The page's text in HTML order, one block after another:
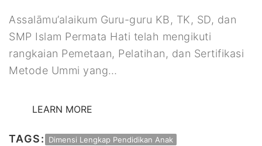
Assalāmu’alaikum Guru-guru KB, TK, SD, dan
SMP Islam Permata Hati telah mengikuti
rangkaian Pemetaan, Pelatihan, dan Sertifikasi
Metode Ummi yang…
LEARN MORE
TAGS:
Dimensi Lengkap Pendidikan Anak